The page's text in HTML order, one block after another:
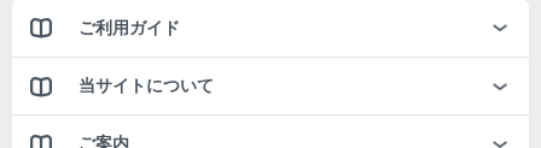
ご利用ガイド
当サイトについて
ご案内